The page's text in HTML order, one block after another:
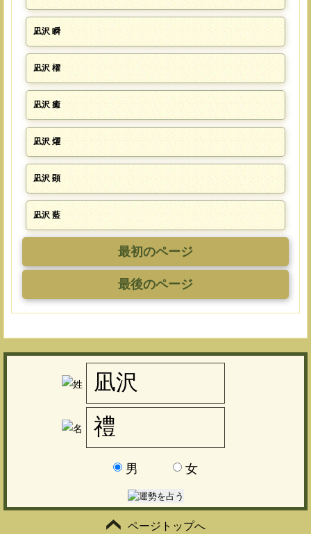
凪沢 瞬
凪沢 櫂
凪沢 癒
凪沢 燿
凪沢 顕
凪沢 藍
最初のページ
最後のページ
男 女
ページトップへ